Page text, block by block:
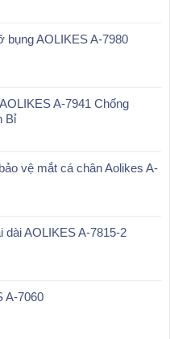
bụng AOLIKES A-7980
A-7941 Chống
Bỉ
vệ mắt cá chân Aolikes A-
dài AOLIKES A-7815-2
A-7060